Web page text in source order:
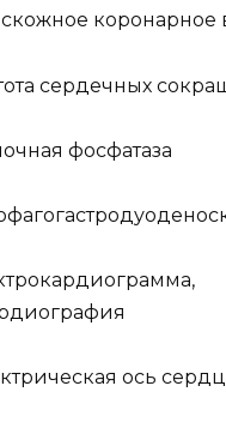
коронарное
сердечных
фосфатаза
ось